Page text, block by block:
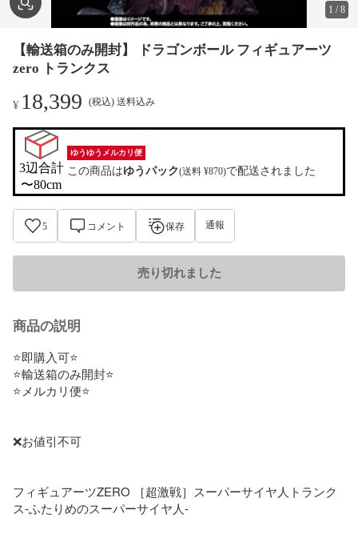
1 /8
【輸送箱のみ開封】 ドラゴンボール フィギュアーツ
zero トランクス
¥ 18,399 (税込) 送料込み
3辺合計
〜80cm
ゆうゆうメルカリ便
この商品はゆうパック(送料 ¥870)で配送されました
5 コメント 保存 通報
売り切れました
商品の説明
⭐️即購入可⭐️
⭐️輸送箱のみ開封⭐️
⭐️メルカリ便⭐️
❌お値引不可
フィギュアーツZERO ［超激戦］スーパーサイヤ人トランク
ス-ふたりめのスーパーサイヤ人-